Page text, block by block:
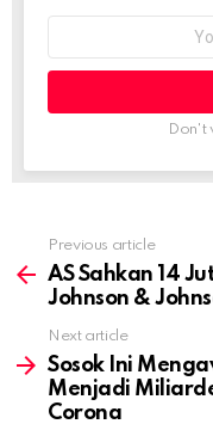
Don't
more
Previous article
AS Sahkan 14
Johnson &
Next article
Sosok Ini
Menjadi
Corona